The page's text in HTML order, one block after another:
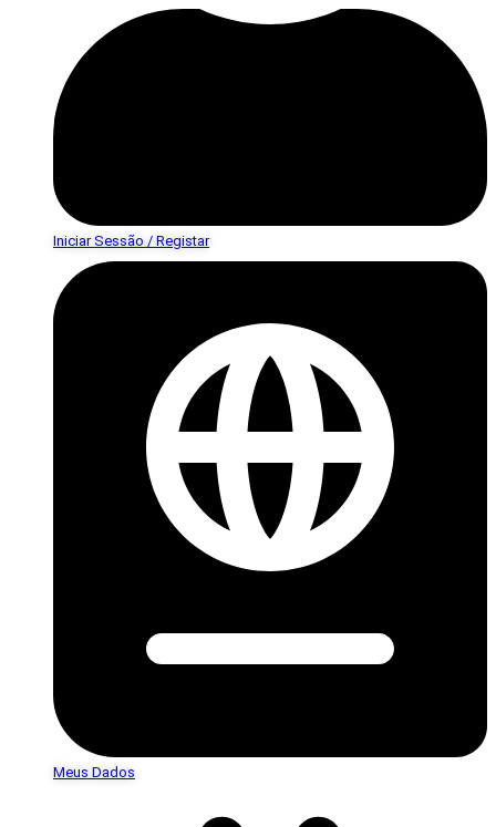
Iniciar Sessão / Registar
Meus Dados